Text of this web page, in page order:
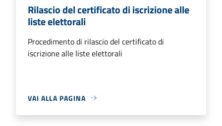
Rilascio del certificato di iscrizione alle
liste elettorali
Procedimento di rilascio del certificato di
iscrizione alle liste elettorali
VAI ALLA PAGINA